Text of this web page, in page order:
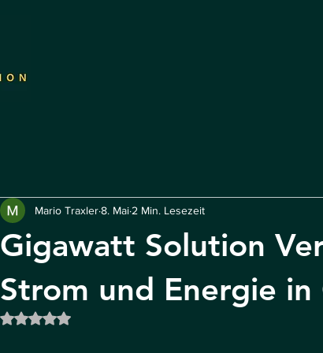
Gigawatt Solution
Strom und Energie in
Mario Traxler8. Mai 2 Min. Lesezeit
Mit NaN von 5 Sternen bewertet.